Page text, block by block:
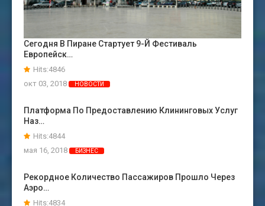
Сегодня В Пиране Стартует 9-Й Фестиваль
Европейск…
Hits:4846
окт 03, 2018
НОВОСТИ
Платформа По Предоставлению Клининговых Услуг
Наз…
Hits:4844
мая 16, 2018
БИЗНЕС
Рекордное Количество Пассажиров Прошло Через
Аэро…
Hits:4834